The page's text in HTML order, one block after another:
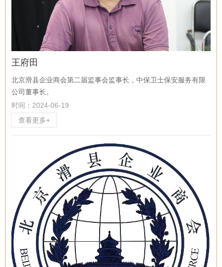
王府田
北京滑县企业商会第二届监事会监事长，中保卫士保安服务有限
公司董事长。
时间：2024-06-19
查看更多+